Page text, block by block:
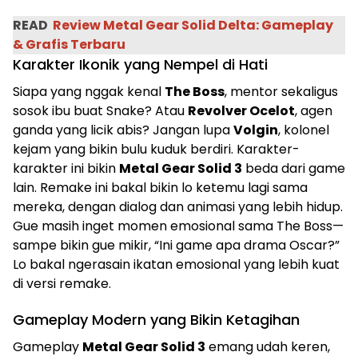
READ Review Metal Gear Solid Delta: Gameplay
& Grafis Terbaru
Karakter Ikonik yang Nempel di Hati
Siapa yang nggak kenal The Boss, mentor sekaligus
sosok ibu buat Snake? Atau Revolver Ocelot, agen
ganda yang licik abis? Jangan lupaVolgin, kolonel
kejam yang bikin bulu kuduk berdiri. Karakter-
karakter ini bikin Metal Gear Solid 3 beda dari game
lain. Remake ini bakal bikin lo ketemu lagi sama
mereka, dengan dialog dan animasi yang lebih hidup.
Gue masih inget momen emosional sama The Boss—
sampe bikin gue mikir, “Ini game apa drama Oscar?”
Lo bakal ngerasain ikatan emosional yang lebih kuat
di versi remake.
Gameplay Modern yang Bikin Ketagihan
Gameplay Metal Gear Solid 3 emang udah keren,